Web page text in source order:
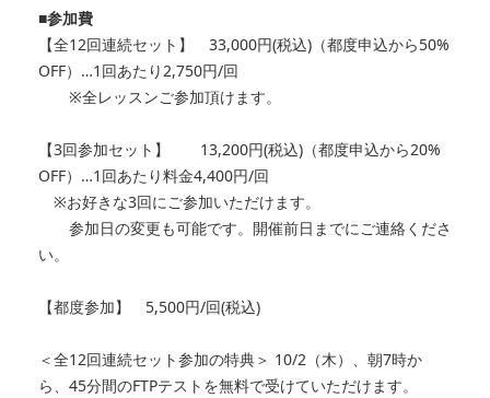
■参加費
【全12回連続セット】 33,000円(税込)（都度申込から50%
OFF）…1回あたり2,750円/回
※全レッスンご参加頂けます。
【3回参加セット】 13,200円(税込)（都度申込から20%
OFF）…1回あたり料金4,400円/回
※お好きな3回にご参加いただけます。
参加日の変更も可能です。開催前日までにご連絡くださ
い。
【都度参加】 5,500円/回(税込)
＜全12回連続セット参加の特典＞ 10/2（木）、朝7時か
ら、45分間のFTPテストを無料で受けていただけます。